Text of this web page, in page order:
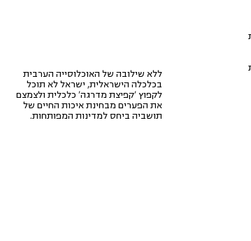
ללא שילובה של האוכלוסייה הערבית
בכלכלה הישראלית, ישראל לא תוכל
לקפוץ 'קפיצת מדרגה' כלכלית ולצמצם
את הפערים מבחינת איכות החיים של
תושביה ביחס למדינות המפותחות.